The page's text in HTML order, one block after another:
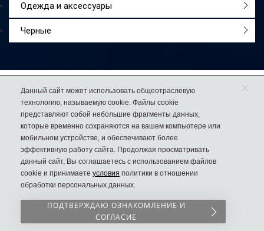
Одежда и аксессуары
Черные
Работаемс 2009 года
Более 50 000довольных покупателей
74% клиентоввозвращаются к нам за еще одной парой обуви
8 (981) 783-86-12
Сергия Радонежского 8
Дисконт №1
в России
Данный сайт может использовать общеотраслевую
технологию, называемую cookie. Файлы cookie
представляют собой небольшие фрагменты данных,
которые временно сохраняются на вашем компьютере или
мобильном устройстве, и обеспечивают более
эффективную работу сайта. Продолжая просматривать
данный сайт, Вы соглашаетесь с использованием файлов
cookie и принимаете условия политики в отношении
обработки персональных данных.
×
ПОДТВЕРЖДАЮ ОЗНАКОМЛЕНИЕ И
СОГЛАСИЕ